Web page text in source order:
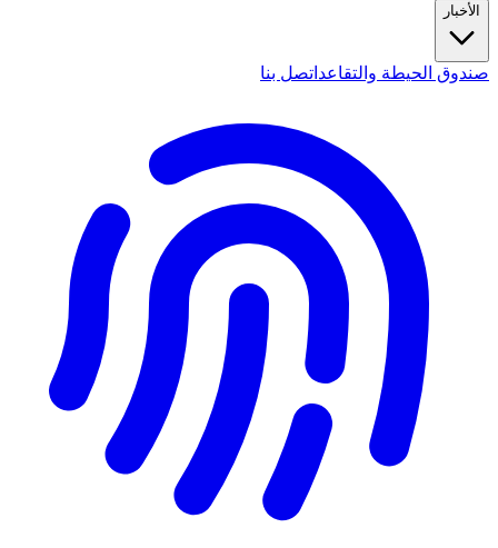
الأخبار
صندوق الحيطة والتقاعد اتصل بنا